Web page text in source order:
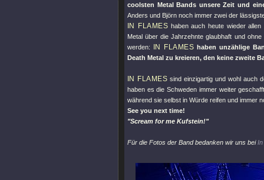
coolsten Metal Bands unsere Zeit und
Anders und Björn noch immer zwei der
IN FLAMES haben auch heute wieder
Metal über die Jahrzehnte glaubhaft und
werden:
IN FLAMES haben unzählige
Death Metal zu kreieren, den keine zweite
IN FLAMES sind einzigartig und wohl auch
haben es die Schweden immer weiter
während sie selbst in Würde reifen und immer
See you next time!
"Scream for me Kufstein!"
Für die Fotos der Band bedanken wir uns beiIn